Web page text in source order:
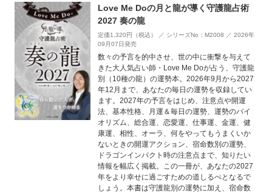
Love Me Doの月と龍が導く守護龍占術
2027 奏の龍
定価1,320円（税込） ／ シリーズNo：M2008 ／ 2026年
09月07日発売
数々の予言を的中させ、世の中に衝撃を与えて
きた大人気占い師・Love Me Doが占う、守護龍
別（10種の龍）の運勢本。2026年9月から2027
年12月まで、あなたの毎日の運勢を収録してい
ます。2027年の予言をはじめ、注意点や開運
法、基本性格、月運＆毎日の運勢、運勢のバイ
オリズム、総合運、恋愛運、仕事運、金運、健
康運、相性、オーラ、何をやってもうまくいか
ないときの開運アクション、宿命数別の運勢、
ドラゴンインパクト時の注意点まで、知りたい
情報を幅広く掲載。この一冊が、あなたの2027
年をより幸せに過ごすための道しるべとなるで
しょう。本書は守護龍別の運勢に加え、宿命数